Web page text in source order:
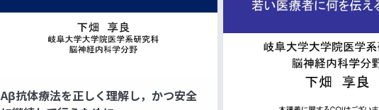
Aβ抗体療法を正しく理解し，かつ安全